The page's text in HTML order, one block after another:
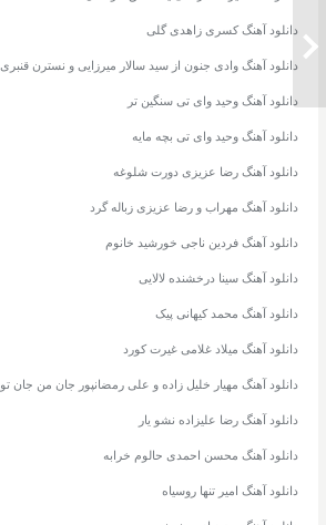
دانلود آهنگ کسری زاهدی گلی
دانلود آهنگ وادی جنون از سید سالار میرزایی و نسترن قنبری
دانلود آهنگ وحید وای تی سنگین تر
دانلود آهنگ وحید وای تی بچه مایه
دانلود آهنگ رضا عزیزی دورت شلوغه
دانلود آهنگ مهراب و رضا عزیزی زباله گرد
دانلود آهنگ فردین ناجی خورشید خانوم
دانلود آهنگ سینا درخشنده لالایی
دانلود آهنگ محمد کیهانی پیک
دانلود آهنگ میلاد غلامی غیرت کورد
دانلود آهنگ مهیار خلیل زاده و علی رمضانپور جان من جان تو
دانلود آهنگ رضا علیزاده نشو یار
دانلود آهنگ محسن احمدی حالوم خرابه
دانلود آهنگ امیر تنها روسیاه